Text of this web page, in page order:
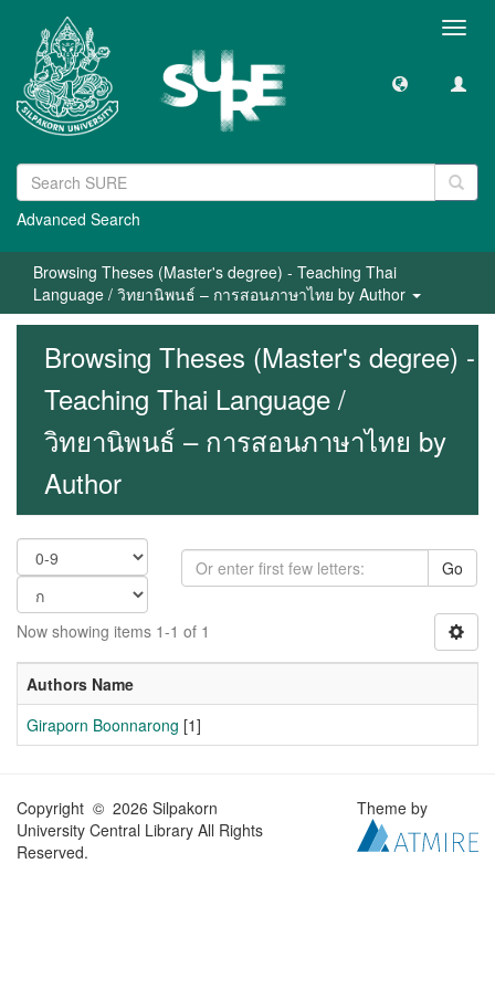
Advanced Search
Browsing Theses (Master's degree) - Teaching Thai
Language / วิทยานิพนธ์ – การสอนภาษาไทย by Author
Browsing Theses (Master's degree) -
Teaching Thai Language /
วิทยานิพนธ์ – การสอนภาษาไทย by
Author
Go
Now showing items 1-1 of 1
Authors Name
Giraporn Boonnarong [1]
Copyright © 2026 Silpakorn
University Central Library All Rights
Reserved.
Theme by